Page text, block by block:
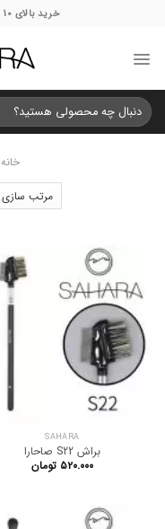
خرید بالای 10 میلیون = گیفت و ارسال رایگان
جستجو
برای:
خانه
SAHARA
براش S22 صاحارا
۵۲۰.۰۰۰ تومان